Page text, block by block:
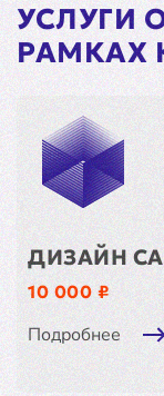
УСЛУГИ
РАМКАХ
ДИЗАЙН
10 000 ₽
Подробнее